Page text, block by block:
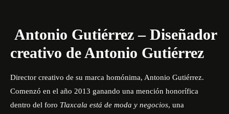
Antonio Gutiérrez – Diseñador
creativo de Antonio Gutiérrez
Director creativo de su marca homónima, Antonio Gutiérrez.
Comenzó en el año 2013 ganando una mención honorífica
dentro del foro Tlaxcala está de moda y negocios, una